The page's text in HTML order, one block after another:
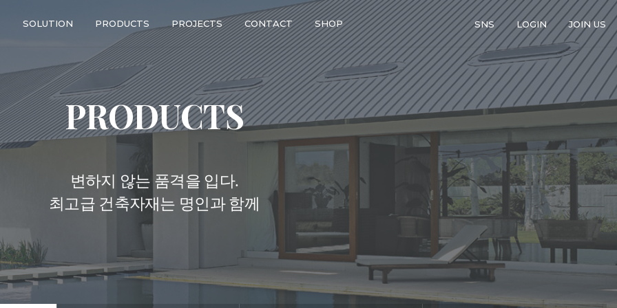
SOLUTION PRODUCTS PROJECTS CONTACT SHOP SNS LOGIN JOIN US
PRODUCTS
변하지 않는 품격을 입다.
최고급 건축자재는 명인과 함께